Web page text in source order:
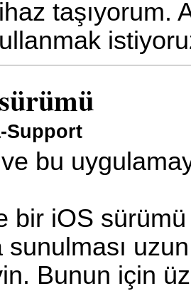
taşıyorum.
Support
bu
bir iOS
sunulması
Bunun için